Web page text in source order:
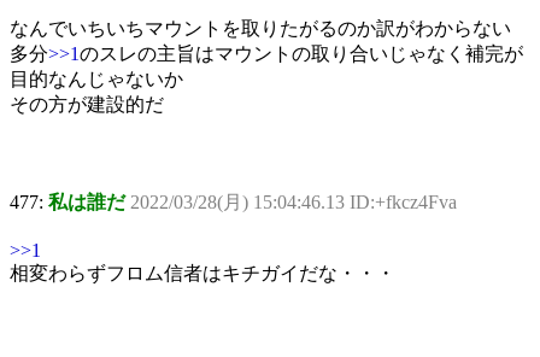
なんでいちいちマウントを取りたがるのか訳がわからない
多分>>1のスレの主旨はマウントの取り合いじゃなく補完が
目的なんじゃないか
その方が建設的だ
477: 私は誰だ 2022/03/28(月) 15:04:46.13 ID:+fkcz4Fva
>>1
相変わらずフロム信者はキチガイだな・・・